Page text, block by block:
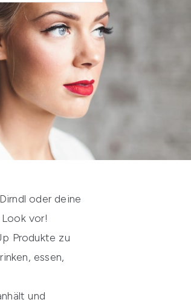
oder deine
vor!
Produkte zu
essen,
und